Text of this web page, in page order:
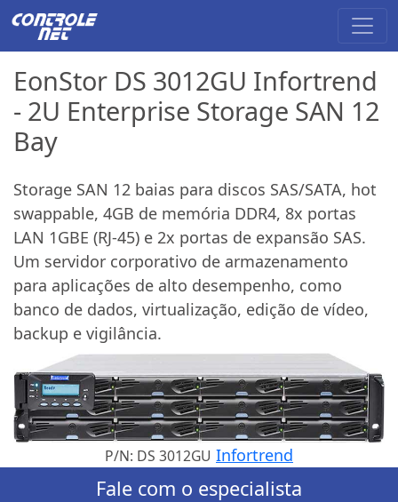
EonStor DS 3012GU Infortrend
- 2U Enterprise Storage SAN 12
Bay
Storage SAN 12 baias para discos SAS/SATA, hot
swappable, 4GB de memória DDR4, 8x portas
LAN 1GBE (RJ-45) e 2x portas de expansão SAS.
Um servidor corporativo de armazenamento
para aplicações de alto desempenho, como
banco de dados, virtualização, edição de vídeo,
backup e vigilância.
P/N: DS 3012GU Infortrend
Fale com o especialista